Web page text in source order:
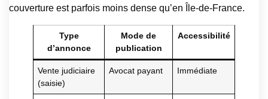
couverture est parfois moins dense qu’en Île-de-France.
Type
d’annonce
Mode de
publication
Accessibilité
Vente judiciaire
(saisie)
Avocat payant Immédiate